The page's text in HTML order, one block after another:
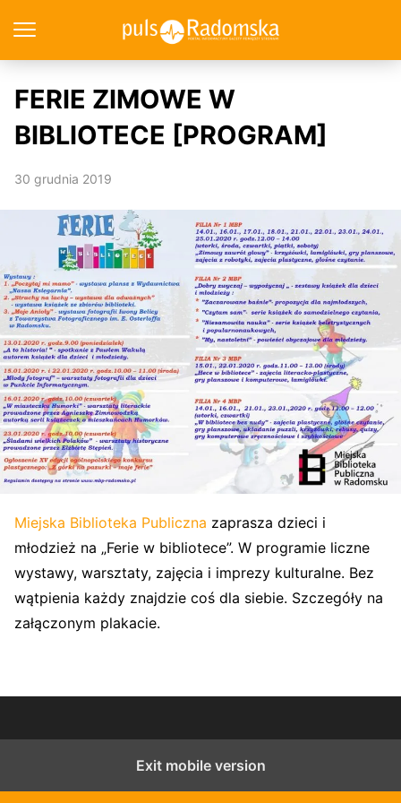
FERIE ZIMOWE W
BIBLIOTECE [PROGRAM]
30 grudnia 2019
Miejska Biblioteka Publiczna zaprasza dzieci i
młodzież na „Ferie w bibliotece”. W programie liczne
wystawy, warsztaty, zajęcia i imprezy kulturalne. Bez
wątpienia każdy znajdzie coś dla siebie. Szczegóły na
załączonym plakacie.
Exit mobile version